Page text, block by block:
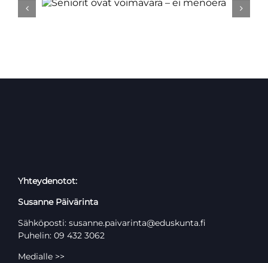
Yhteydenotot:
Susanne Päivärinta
Sähköposti: susanne.paivarinta@eduskunta.fi
Puhelin: 09 432 3062
Medialle >>